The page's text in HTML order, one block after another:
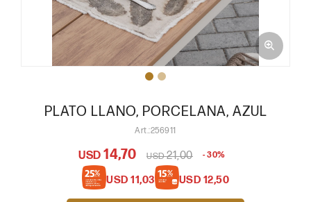
PLATO LLANO, PORCELANA, AZUL
256911
USD 14,70 USD21,00 30
USD 11,03 USD 12,50